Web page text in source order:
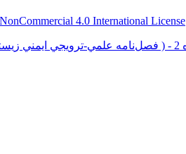
4.0 International License